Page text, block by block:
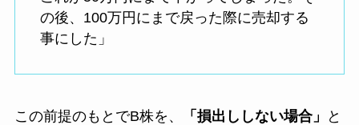
の後、100万円にまで戻った際に売却する
事にした」
この前提のもとでB株を、 「損出ししない場合」
と